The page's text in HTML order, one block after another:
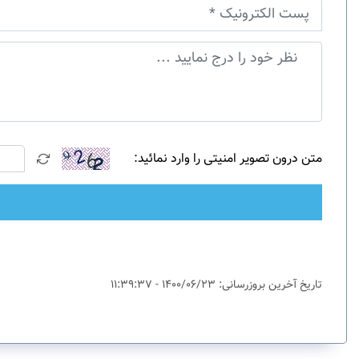
متن درون تصویر امنیتی را وارد نمائید:
تاریخ آخرین بروزرسانی: 1400/06/23 - 11:39:37